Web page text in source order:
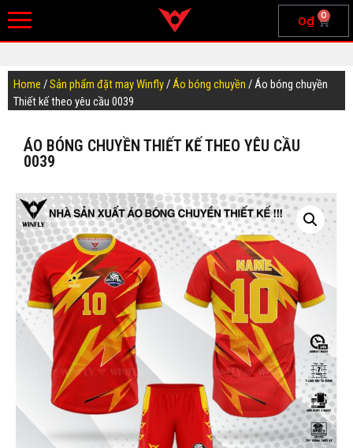
0₫ 0
Home /Sản phẩm đặt may Winfly/Áo bóng chuyền / Áo bóng chuyền
Thiết kế theo yêu cầu 0039
ÁO BÓNG CHUYỀN THIẾT KẾ THEO YÊU CẦU
0039